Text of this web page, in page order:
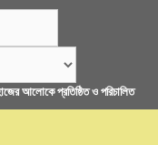
আলোকে প্রতিষ্ঠিত ও পরিচালিত